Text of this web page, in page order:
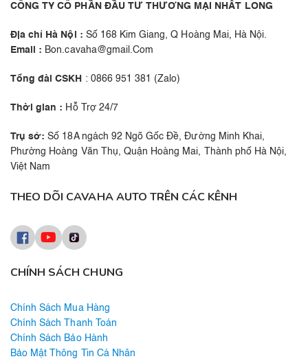
CÔNG TY CỔ PHẦN ĐẦU TƯ THƯƠNG MẠI NHẤT LONG
Địa chỉ Hà Nội : Số 168 Kim Giang, Q Hoàng Mai, Hà Nội.
Email : Bon.cavaha@gmail.Com
Tổng đài CSKH : 0866 951 381 (Zalo)
Thời gian : Hỗ Trợ 24/7
Trụ sở: Số 18A ngách 92 Ngõ Gốc Đề, Đường Minh Khai,
Phường Hoàng Văn Thụ, Quận Hoàng Mai, Thành phố Hà Nội,
Việt Nam
CHÍNH SÁCH CHUNG
Chính Sách Mua Hàng
Chính Sách Thanh Toán
Chính Sách Bảo Hành
Bảo Mật Thông Tin Cá Nhân
THEO DÕI CAVAHA AUTO TRÊN CÁC KÊNH